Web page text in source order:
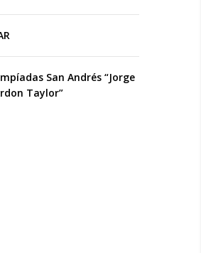
San Andrés “Jorge
Taylor”